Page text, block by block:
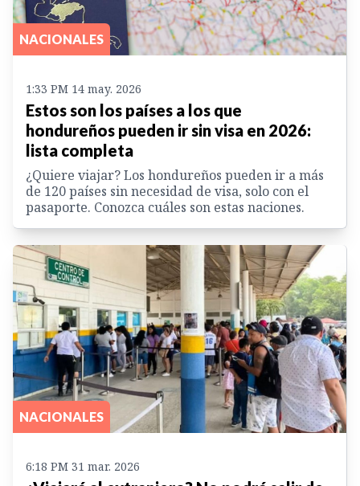
NACIONALES
1:33 PM 14 may. 2026
Estos son los países a los que
hondureños pueden ir sin visa en 2026:
lista completa
¿Quiere viajar? Los hondureños pueden ir a más
de 120 países sin necesidad de visa, solo con el
pasaporte. Conozca cuáles son estas naciones.
NACIONALES
6:18 PM 31 mar. 2026